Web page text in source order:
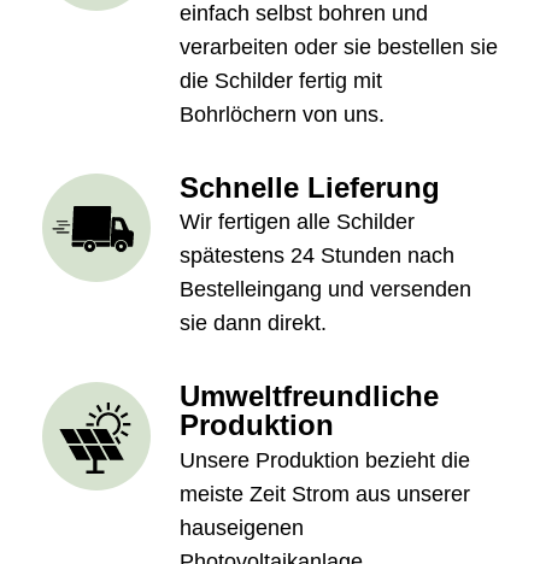
einfach selbst bohren und
verarbeiten oder sie bestellen sie
die Schilder fertig mit
Bohrlöchern von uns.
Schnelle Lieferung
Wir fertigen alle Schilder
spätestens 24 Stunden nach
Bestelleingang und versenden
sie dann direkt.
Umweltfreundliche
Produktion
Unsere Produktion bezieht die
meiste Zeit Strom aus unserer
hauseigenen